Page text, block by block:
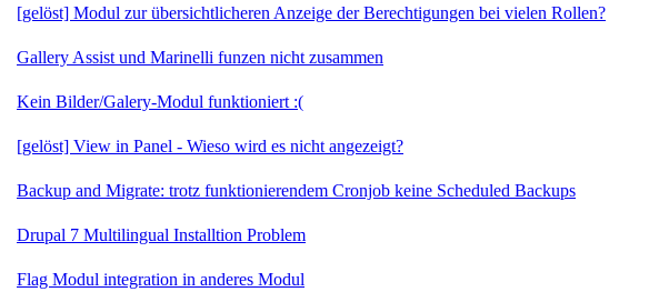
[gelöst] Modul zur übersichtlicheren Anzeige der Berechtigungen bei vielen Rollen?
Gallery Assist und Marinelli funzen nicht zusammen
Kein Bilder/Galery-Modul funktioniert :(
[gelöst] View in Panel - Wieso wird es nicht angezeigt?
Backup and Migrate: trotz funktionierendem Cronjob keine Scheduled Backups
Drupal 7 Multilingual Installtion Problem
Flag Modul integration in anderes Modul